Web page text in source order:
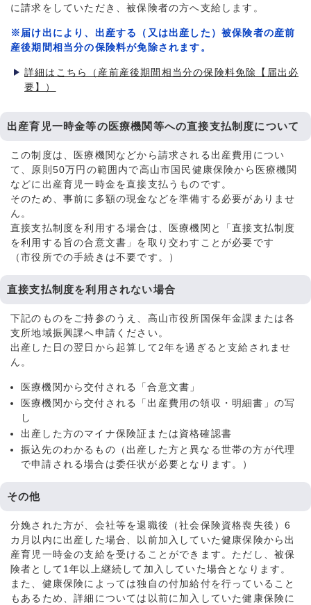
に請求をしていただき、被保険者の方へ支給します。
※届け出により、出産する（又は出産した）被保険者の産前
産後期間相当分の保険料が免除されます。
詳細はこちら（産前産後期間相当分の保険料免除【届出必
要】）
出産育児一時金等の医療機関等への直接支払制度について
この制度は、医療機関などから請求される出産費用につい
て、原則50万円の範囲内で高山市国民健康保険から医療機関
などに出産育児一時金を直接支払うものです。
そのため、事前に多額の現金などを準備する必要がありませ
ん。
直接支払制度を利用する場合は、医療機関と「直接支払制度
を利用する旨の合意文書」を取り交わすことが必要です
（市役所での手続きは不要です。）
直接支払制度を利用されない場合
下記のものをご持参のうえ、高山市役所国保年金課または各
支所地域振興課へ申請ください。
出産した日の翌日から起算して2年を過ぎると支給されませ
ん。
医療機関から交付される「合意文書」
医療機関から交付される「出産費用の領収・明細書」の写
し
出産した方のマイナ保険証または資格確認書
振込先のわかるもの（出産した方と異なる世帯の方が代理
で申請される場合は委任状が必要となります。）
その他
分娩された方が、会社等を退職後（社会保険資格喪失後）6
カ月以内に出産した場合、以前加入していた健康保険から出
産育児一時金の支給を受けることができます。ただし、被保
険者として1年以上継続して加入していた場合となります。
また、健康保険によっては独自の付加給付を行っていること
もあるため、詳細については以前に加入していた健康保険に